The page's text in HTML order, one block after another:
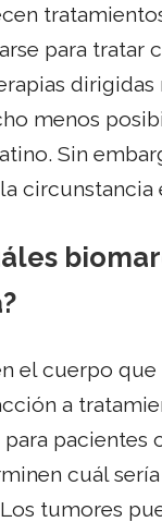
para tratar
dirigidas
menos
Sin
el cuerpo
a
cuál
tumores